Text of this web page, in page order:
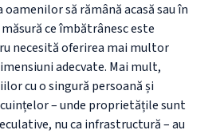
să rămână acasă sau în
ce îmbătrânesc este
necesită oferirea mai multor
adecvate. Mai mult,
cu o singură persoană și
–unde proprietățile sunt
nu ca infrastructură –au